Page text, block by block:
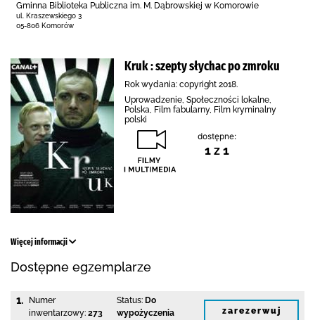
Gminna Biblioteka Publiczna im. M. Dąbrowskiej w Komorowie
ul. Kraszewskiego 3
05-806 Komorów
Kruk : szepty słychac po zmroku
Rok wydania: copyright 2018.
Uprowadzenie, Społeczności lokalne,
Polska, Film fabularny, Film kryminalny
polski
dostępne:
1 z 1
Więcej informacji
Dostępne egzemplarze
1.
Numer
inwentarzowy: 273
Status: Do
wypożyczenia
zarezerwuj